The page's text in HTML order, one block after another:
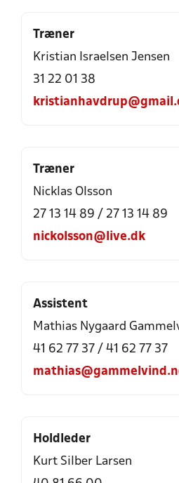
Træner
Kristian Israelsen Jensen
31 22 01 38
Træner
Nicklas Olsson
27 13 14 89 / 27 13 14 89
nickolsson@live.dk
Assistent
Mathias Nygaard
41 62 77 37 / 41 62 77 37
Holdleder
Kurt Silber Larsen